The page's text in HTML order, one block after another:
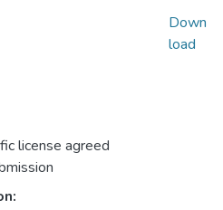
license agreed
Down
load